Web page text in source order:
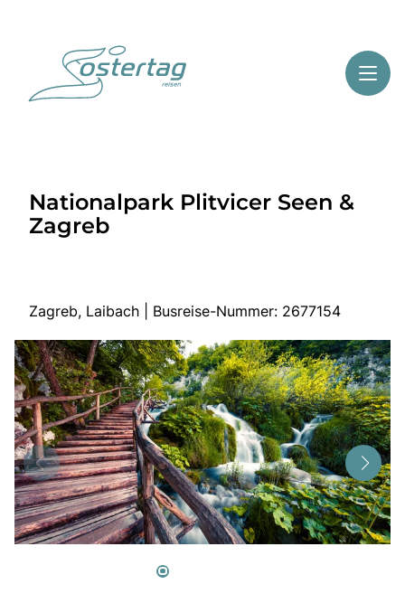
Highlights
Service
Start
Mehrtagesreisen
Tagesreisen
Bus anmieten
Service
Kontakt
Nationalpark Plitvicer Seen &
Zagreb
Zagreb, Laibach | Busreise-Nummer: 2677154